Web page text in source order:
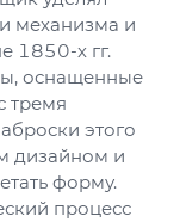
механизма и
1850-х гг.
оснащенные
тремя
этого
дизайном и
форму.
процесс